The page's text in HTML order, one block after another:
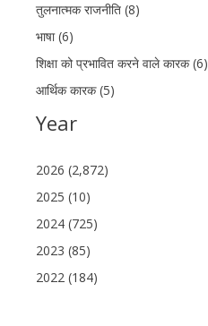
तुलनात्मक राजनीति (8)
भाषा (6)
शिक्षा को प्रभावित करने वाले कारक (6)
आर्थिक कारक (5)
Year
2026 (2,872)
2025 (10)
2024 (725)
2023 (85)
2022 (184)